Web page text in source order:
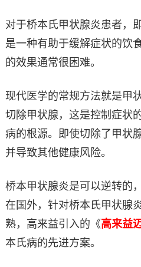
对于桥本氏甲状腺炎患者，
是一种有助于缓解症状的饮
的效果通常很困难。
现代医学的常规方法就是甲
切除甲状腺，这是控制症状
病的根源。即使切除了甲状
并导致其他健康风险。
桥本甲状腺炎是可以逆转的
在国外，针对桥本氏甲状腺
熟，高来益引入的《高来益
本氏病的先进方案。